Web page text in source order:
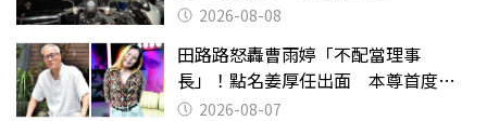
2026-08-08
田路路怒轟曹雨婷「不配當理事
長」！點名姜厚任出面 本尊首度回
應了2026-08-07